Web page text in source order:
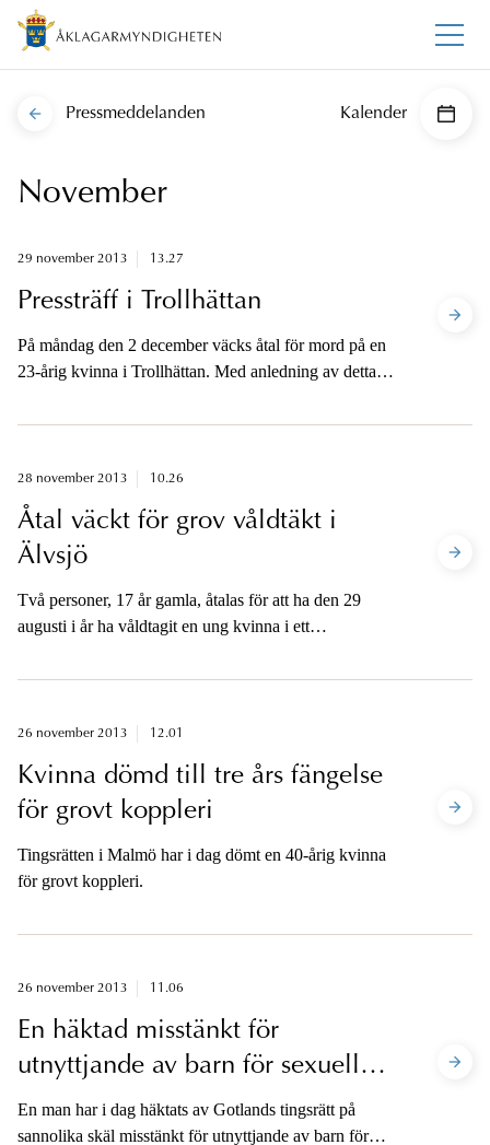
Pressmeddelanden Kalender
November
29 november 2013 13.27
Pressträff i Trollhättan
På måndag den 2 december väcks åtal för mord på en
23-årig kvinna i Trollhättan. Med anledning av detta
till pressträff i polishuset i Trollhättan klockan 11.00.
28 november 2013 10.26
Åtal väckt för grov våldtäkt i
Älvsjö
Två personer, 17 år gamla, åtalas för att ha den 29
augusti i år ha våldtagit en ung kvinna i ett
för medhjälp till grov våldtäkt.
26 november 2013 12.01
Kvinna dömd till tre års fängelse
för grovt koppleri
Tingsrätten i Malmö har i dag dömt en 40-årig kvinna
för grovt koppleri.
26 november 2013 11.06
En häktad misstänkt för
utnyttjande av barn för sexuell
posering och barnpornografibrott
En man har i dag häktats av Gotlands tingsrätt på
sannolika skäl misstänkt för utnyttjande av barn för